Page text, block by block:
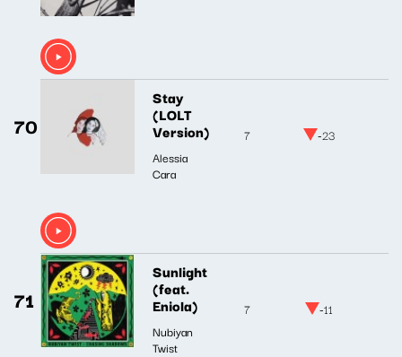
70
Stay
(LOLT
Version)
Alessia
Cara
7 -23
71
Sunlight
(feat.
Eniola)
Nubiyan
Twist
7 -11